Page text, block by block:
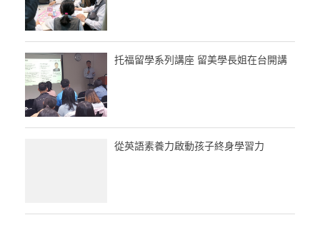
托福留學系列講座 留美學長姐在台開講
從英語素養力啟動孩子終身學習力